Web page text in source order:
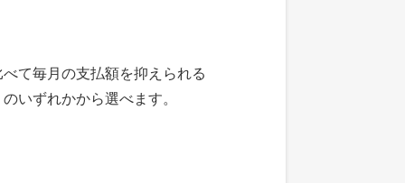
て毎月の支払額を抑えられる
いずれかから選べます。